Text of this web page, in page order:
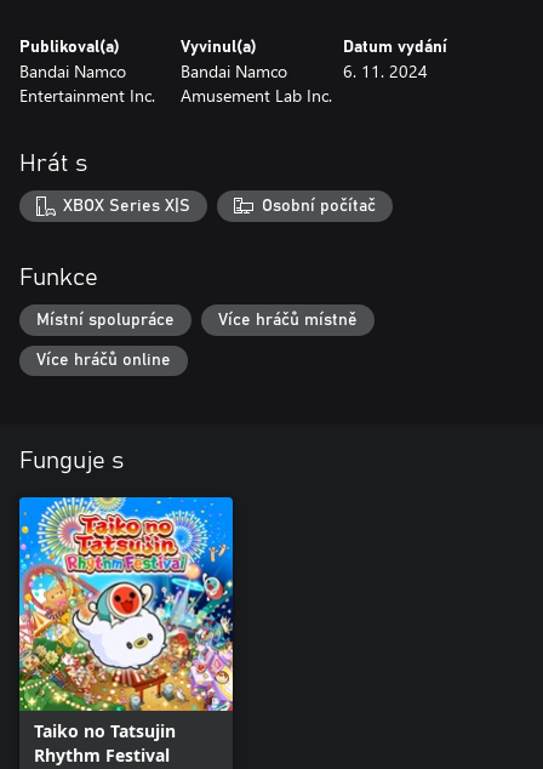
Publikoval(a)
Bandai Namco
Entertainment Inc.
Vyvinul(a)
Bandai Namco
Amusement Lab Inc.
Datum vydání
6. 11. 2024
Hrát s
XBOX Series X|S Osobní počítač
Funkce
Místní spolupráce Více hráčů místně
Více hráčů online
Funguje s
Taiko no Tatsujin
Rhythm Festival